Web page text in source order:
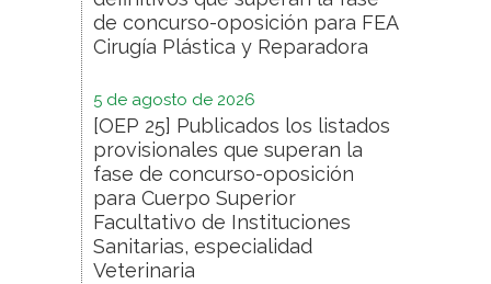
de concurso-oposición para FEA
Cirugía Plástica y Reparadora
5 de agosto de 2026
[OEP 25] Publicados los listados
provisionales que superan la
fase de concurso-oposición
para Cuerpo Superior
Facultativo de Instituciones
Sanitarias, especialidad
Veterinaria